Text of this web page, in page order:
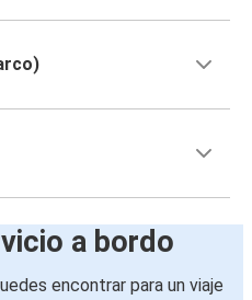
a bordo
encontrar para un viaje